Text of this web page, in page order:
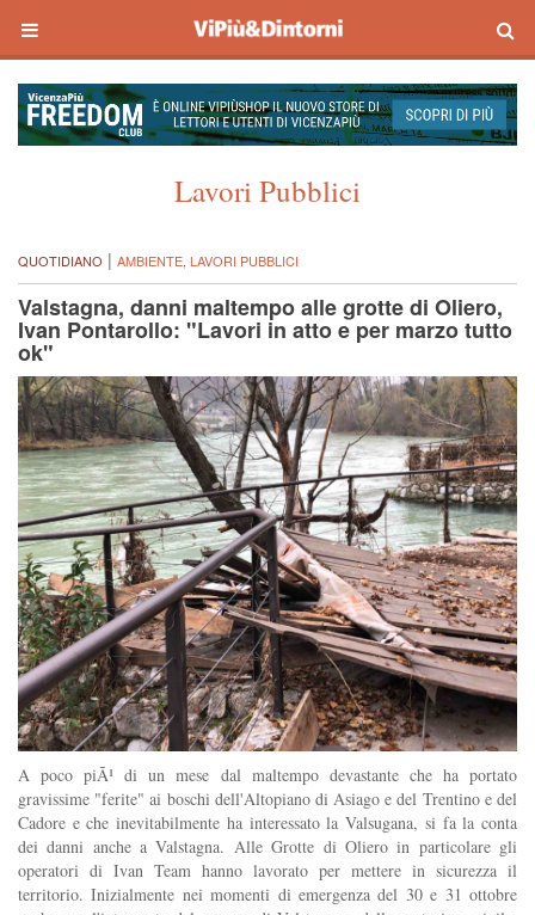
Lavori Pubblici
QUOTIDIANO | AMBIENTE, LAVORI PUBBLICI
Valstagna, danni maltempo alle grotte di Oliero,
Ivan Pontarollo: "Lavori in atto e per marzo tutto
ok"
A poco piÃ¹ di un mese dal maltempo devastante che ha portato
gravissime "ferite" ai boschi dell'Altopiano di Asiago e del Trentino e del
Cadore e che inevitabilmente ha interessato la Valsugana, si fa la conta
dei danni anche a Valstagna. Alle Grotte di Oliero in particolare gli
operatori di Ivan Team hanno lavorato per mettere in sicurezza il
territorio. Inizialmente nei momenti di emergenza del 30 e 31 ottobre